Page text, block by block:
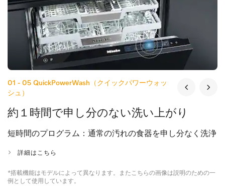
01 - 05 QuickPowerWash（クイックパワーウォッ
シュ）
約１時間で申し分のない洗い上がり
短時間のプログラム：通常の汚れの食器を申し分なく洗浄
詳細はこちら
*搭載機能はモデルによって異なります。またこちらの画像は説明のための一
例として使用しています。